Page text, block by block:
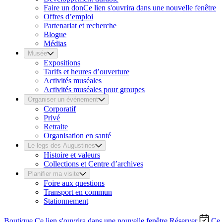
Faire un donCe lien s'ouvrira dans une nouvelle fenêtre
Offres d’emploi
Partenariat et recherche
Blogue
Médias
Musée
Expositions
Tarifs et heures d’ouverture
Activités muséales
Activités muséales pour groupes
Organiser un événement
Corporatif
Privé
Retraite
Organisation en santé
Le legs des Augustines
Histoire et valeurs
Collections et Centre d’archives
Planifier ma visite
Foire aux questions
Transport en commun
Stationnement